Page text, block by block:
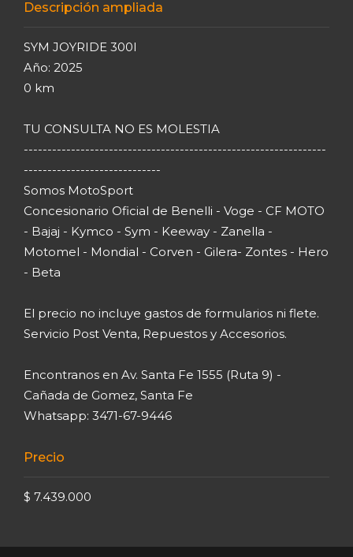
Descripción ampliada
SYM JOYRIDE 300I
Año: 2025
0 km
TU CONSULTA NO ES MOLESTIA
----------------------------------------------------------------
-----------------------------
Somos MotoSport
Concesionario Oficial de Benelli - Voge - CF MOTO
- Bajaj - Kymco - Sym - Keeway - Zanella -
Motomel - Mondial - Corven - Gilera- Zontes - Hero
- Beta
El precio no incluye gastos de formularios ni flete.
Servicio Post Venta, Repuestos y Accesorios.
Encontranos en Av. Santa Fe 1555 (Ruta 9) -
Cañada de Gomez, Santa Fe
Whatsapp: 3471-67-9446
Precio
$ 7.439.000